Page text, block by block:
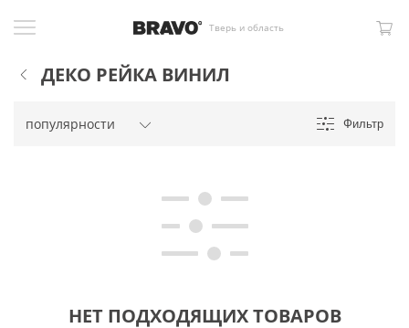
Тверь и область
ДЕКО РЕЙКА ВИНИЛ
Фильтр
НЕТ ПОДХОДЯЩИХ ТОВАРОВ